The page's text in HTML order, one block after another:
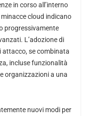
in corso all’interno
cloud indicano
progressivamente
L’adozione di
attacco, se combinata
incluse funzionalità
organizzazioni a una
nuovi modi per